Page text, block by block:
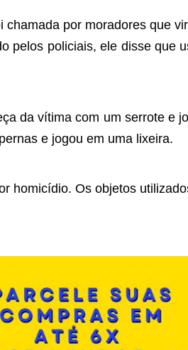
por moradores que
pelos policiais, ele disse
da vítima com um serrote e
e jogou em uma lixeira.
homicídio. Os objetos